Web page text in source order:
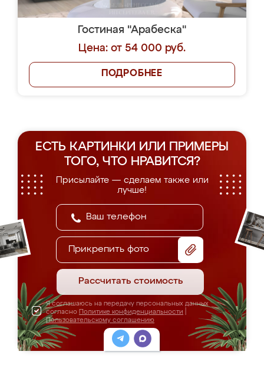
Гостиная "Арабеска"
Цена: от 54 000 руб.
ПОДРОБНЕЕ
ЕСТЬ КАРТИНКИ ИЛИ ПРИМЕРЫ
ТОГО, ЧТО НРАВИТСЯ?
Присылайте — сделаем также или
лучше!
Прикрепить фото
Рассчитать стоимость
Я соглашаюсь на передачу персональных данных
согласно Политике конфиденциальности
Пользовательскому соглашению